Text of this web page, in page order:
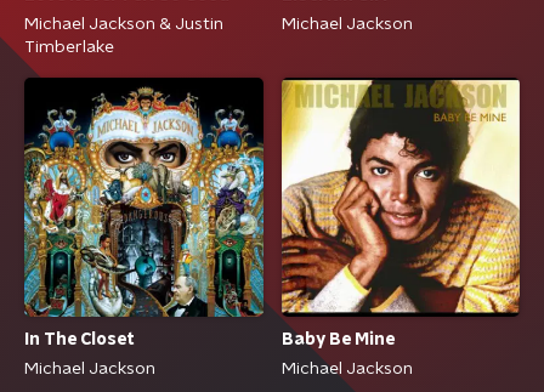
Michael Jackson & Justin
Timberlake
Michael Jackson
In The Closet
Michael Jackson
Baby Be Mine
Michael Jackson